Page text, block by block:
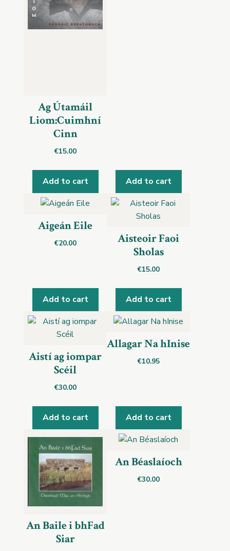
Ag Útamáil
Liom:Cuimhní
Cinn
€15.00
Add to cart Add to cart
Aigeán Eile
€20.00
Add to cart
Aisteoir Faoi
Sholas
€15.00
Add to cart
Aistí ag iompar
Scéil
€30.00
Add to cart
Allagar Na hInise
€10.95
Add to cart
An Baile i bhFad
Siar
An Béaslaíoch
€30.00